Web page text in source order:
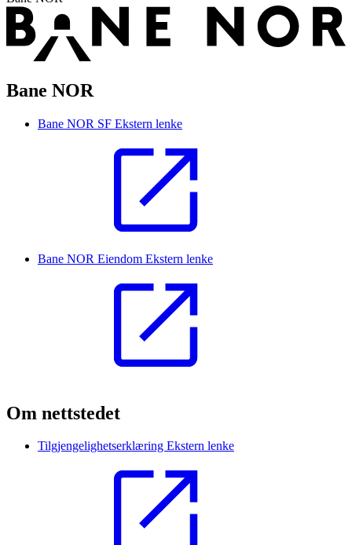
Bane NOR
Bane NOR SF Ekstern lenke
Bane NOR Eiendom Ekstern lenke
Om nettstedet
Tilgjengelighetserklæring Ekstern lenke